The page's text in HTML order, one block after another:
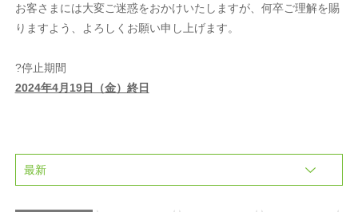
お客さまには大変ご迷惑をおかけいたしますが、何卒ご理解を賜
りますよう、よろしくお願い申し上げます。
?停止期間
2024年4月19日（金）終日